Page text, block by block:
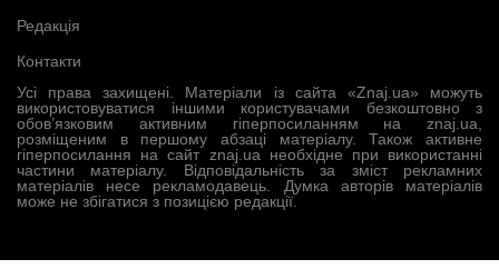
Усі права захищені. Матеріали із сайта «Znaj.ua» можуть
використовуватися іншими користувачами безкоштовно з
обов’язковим активним гіперпосиланням на znaj.ua,
розміщеним в першому абзаці матеріалу. Також активне
гіперпосилання на сайт znaj.ua необхідне при використанні
частини матеріалу. Відповідальність за зміст рекламних
матеріалів несе рекламодавець. Думка авторів матеріалів
може не збігатися з позицією редакції.
Редакція
Контакти